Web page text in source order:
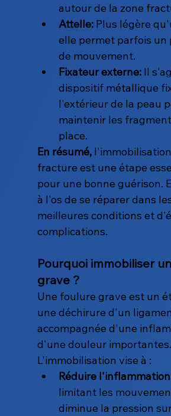
autour de la zone
Attelle: Plus légère
elle permet parfois un
de mouvement.
Fixateur externe: Il
dispositif métallique
l'extérieur de la peau
maintenir les
place.
En résumé,
fracture est une étape
pour une bonne guérison.
à l'os de se réparer dans
meilleures conditions et
complications.
Pourquoi immobiliser
grave ?
Une foulure grave est un
une déchirure d'un
accompagnée d'une
d'une douleur importantes.
L'immobilisation vise à :
Réduire
limitant les
diminue la pression